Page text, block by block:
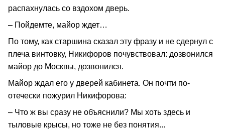
распахнулась со вздохом дверь.
– Пойдемте, майор ждет…
По тому, как старшина сказал эту фразу и не сдернул с
плеча винтовку, Никифоров почувствовал: дозвонился
майор до Москвы, дозвонился.
Майор ждал его у дверей кабинета. Он почти по-
отечески пожурил Никифорова:
– Что ж вы сразу не объяснили? Мы хоть здесь и
тыловые крысы, но тоже не без понятия...